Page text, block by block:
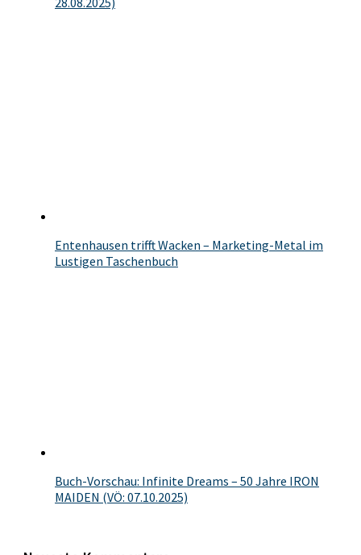
Entenhausen trifft Wacken – Marketing-Metal im
Lustigen Taschenbuch
Buch-Vorschau: Infinite Dreams – 50 Jahre IRON
MAIDEN (VÖ: 07.10.2025)